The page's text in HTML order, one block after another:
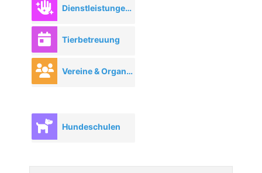
Dienstleistungen rund ums Tier
Tierbetreuung
Vereine & Organisationen
Hundeschulen